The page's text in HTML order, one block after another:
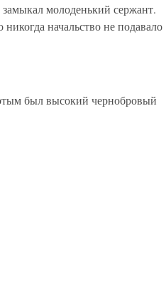
молоденький сержант.
начальство не подавало
был высокий чернобровый